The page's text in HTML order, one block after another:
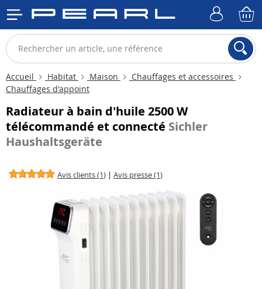
Accueil Habitat Maison
Chauffages et accessoires
Chauffages d'appoint
Radiateur à bain d'huile 2500 W
télécommandé et connecté Sichler
Haushaltsgeräte
Avis clients (1) |Avis presse (1)